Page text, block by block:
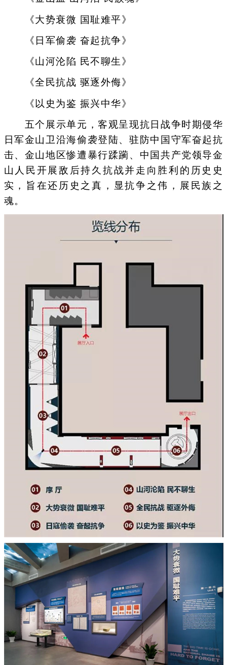
《大势衰微 国耻难平》
《日军偷袭 奋起抗争》
《山河沦陷 民不聊生》
《全民抗战 驱逐外侮》
《以史为鉴 振兴中华》
五个展示单元，客观呈现抗日战争时期侵华
日军金山卫沿海偷袭登陆、驻防中国守军奋起抗
击、金山地区惨遭暴行蹂躏、中国共产党领导金
山人民开展敌后持久抗战并走向胜利的历史史
实，旨在还历史之真，显抗争之伟，展民族之
魂。